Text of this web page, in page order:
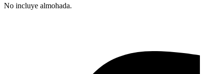
No incluye almohada.